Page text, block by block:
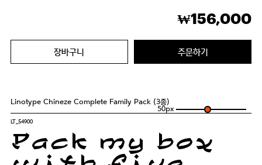
₩156,000
장바구니 주문하기
Linotype Chineze Complete Family Pack (3종)
50px
LT_54900
Pack my box